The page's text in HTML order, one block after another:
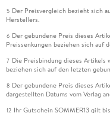
5 Der Preisvergleich bezieht sich
Herstellers.
6 Der gebundene Preis dieses
Preissenkungen beziehen sich auf
7 Die Preisbindung dieses Artikels
beziehen sich auf den letzten
8 Der gebundene Preis dieses
dargestellten Datums vom Verlag
12 Ihr Gutschein SOMMER13 gilt